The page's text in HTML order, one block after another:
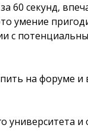
60 секунд,
умение
с
на форуме и
и